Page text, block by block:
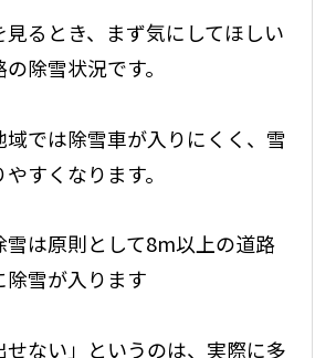
るとき、まず気にしてほしい
除雪状況です。
域では除雪車が入りにくく、雪
すくなります。
は原則として8m以上の道路
除雪が入ります
せない」というのは、実際に多